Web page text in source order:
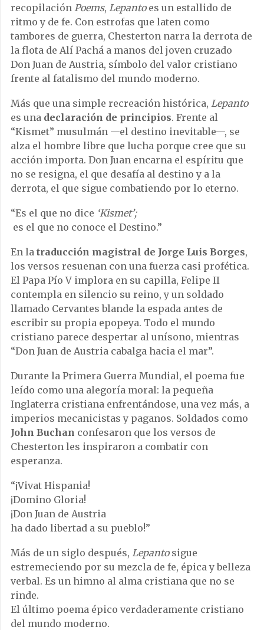
recopilación Poems, Lepantoes un estallido de
ritmo y de fe. Con estrofas que laten como
tambores de guerra, Chesterton narra la derrota de
la flota de Alí Pachá a manos del joven cruzado
Don Juan de Austria, símbolo del valor cristiano
frente al fatalismo del mundo moderno.
Más que una simple recreación histórica, Lepanto
es una declaración de principios. Frente al
“Kismet” musulmán —el destino inevitable—, se
alza el hombre libre que lucha porque cree que su
acción importa. Don Juan encarna el espíritu que
no se resigna, el que desafía al destino y a la
derrota, el que sigue combatiendo por lo eterno.
“Es el que no dice ‘Kismet’;
es el que no conoce el Destino.”
En la traducción magistral de Jorge Luis Borges,
los versos resuenan con una fuerza casi profética.
El Papa Pío V implora en su capilla, Felipe II
contempla en silencio su reino, y un soldado
llamado Cervantes blande la espada antes de
escribir su propia epopeya. Todo el mundo
cristiano parece despertar al unísono, mientras
“Don Juan de Austria cabalga hacia el mar”.
Durante la Primera Guerra Mundial, el poema fue
leído como una alegoría moral: la pequeña
Inglaterra cristiana enfrentándose, una vez más, a
imperios mecanicistas y paganos. Soldados como
John Buchan confesaron que los versos de
Chesterton les inspiraron a combatir con
esperanza.
“¡Vivat Hispania!
¡Domino Gloria!
¡Don Juan de Austria
ha dado libertad a su pueblo!”
Más de un siglo después, Lepantosigue
estremeciendo por su mezcla de fe, épica y belleza
verbal. Es un himno al alma cristiana que no se
rinde.
El último poema épico verdaderamente cristiano
del mundo moderno.